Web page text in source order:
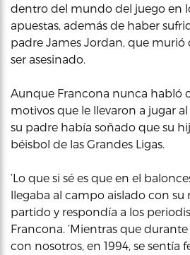
dentro del mundo del juego en
apuestas, además de haber
padre James Jordan, que murió
ser asesinado.
Aunque Francona nunca habló
motivos que le llevaron a jugar
su padre había soñado que su
béisbol de las Grandes Ligas.
‘Lo que si sé es que en el
llegaba al campo aislado con su
partido y respondía a los
Francona. ‘Mientras que
con nosotros, en 1994, se sentía